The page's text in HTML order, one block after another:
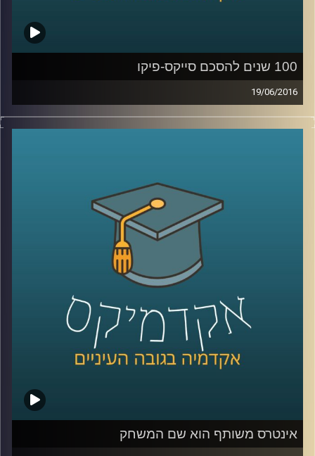
100 שנים להסכם סייקס-פיקו
19/06/2016
במאי ציין העולם 100 שנים להסכם סייקס-פיקו,
מלחמת האזרחים בסוריה ועלייתה של דאע"ש.
הצטרפו לאיתי אפשטיין וד"ר מרדכי קידר לשיחה
מרתקת שמתחילה ביום ירושלים וגולשת למזרח
התיכון, קולוניאליזם, איסלאם ומה שביניהם,
ובנוסף, ניתוח מעניין של ד"ר קידר לפיתרון
האולטימיטיבי לטענתו לסכסוך
הישראלי-פלסטיני
AudioVersity
אינטרס משותף הוא שם המשחק